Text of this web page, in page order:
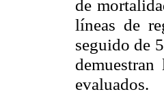
de
líneas de
seguido de
evaluados.